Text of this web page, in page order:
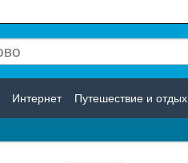
Интернет Путешествие и отдых